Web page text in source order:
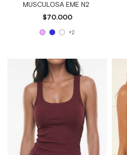
MUSCULOSA EME N2
$70.000
+2